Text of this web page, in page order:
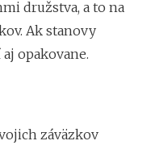
družstva, a to na
Ak stanovy
opakovane.
záväzkov